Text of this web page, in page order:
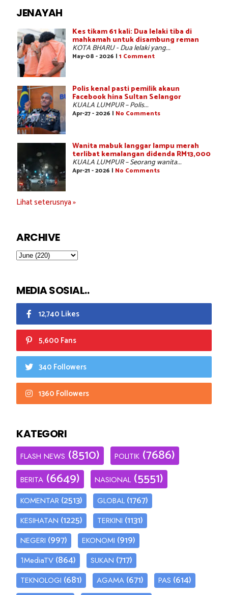
JENAYAH
Kes tikam 61 kali: Dua lelaki tiba di
mahkamah untuk disambung reman
KOTA BHARU - Dua lelaki yang...
May-08 - 2026 | 1 Comment
Polis kenal pasti pemilik akaun
Facebook hina Sultan Selangor
KUALA LUMPUR – Polis...
Apr-27 - 2026 | No Comments
Wanita mabuk langgar lampu merah
terlibat kemalangan didenda RM13,000
KUALA LUMPUR – Seorang wanita...
Apr-21 - 2026 | No Comments
Lihat seterusnya »
ARCHIVE
MEDIA SOSIAL..
12,740 Likes
5,600 Fans
340 Followers
1360 Followers
KATEGORI
FLASH NEWS (8510) POLITIK (7686)
BERITA (6649) NASIONAL (5551)
KOMENTAR (2513) GLOBAL (1767)
KESIHATAN (1225) TERKINI (1131)
NEGERI (997) EKONOMI (919)
1MediaTV (864) SUKAN (717)
TEKNOLOGI (681) AGAMA (671) PAS (614)